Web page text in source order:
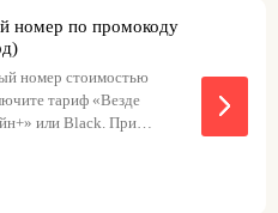
номер по промокоду
номер стоимостью
тариф «Везде
или Black. При
номер бесплатно."
«Везде онлайн»
«Мой онлайн+»